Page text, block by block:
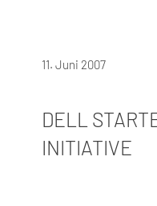
11. Juni 2007
DELL
INITIATIVE